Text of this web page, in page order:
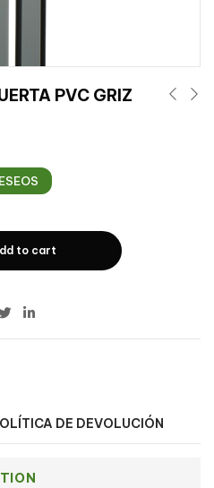
PVC GRIZ
to cart
DE DEVOLUCIÓN